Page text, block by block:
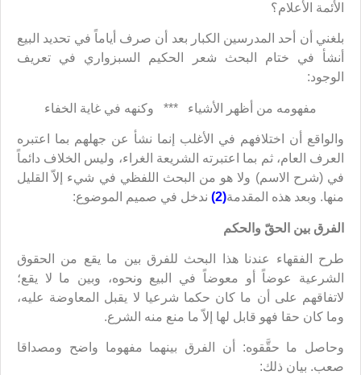
الأئمة الأعلام؟
بلغني أن أحد المدرسين الكبار بعد أن صرف أياماً في تحديد البيع
أنشأ في ختام البحث شعر الحكيم السبزواري في تعريف
الوجود:
مفهومه من أظهر الأشياء *** وكنهه في غاية الخفاء
والواقع أن اختلافهم في الأغلب إنما نشأ عن جهلهم بما اعتبره
العرف العام، ثم بما اعتبرته الشريعة الغراء، وليس الخلاف دائماً
في (شرح الاسم) ولا هو من البحث اللفظي في شيء إلاّ القليل
منها. وبعد هذه المقدمة(2) ندخل في صميم الموضوع:
الفرق بين الحقّ والحكم
طرح الفقهاء عندنا هذا البحث للفرق بين ما يقع من الحقوق
الشرعية عوضاً أو معوضاً في البيع ونحوه، وبين ما لا يقع؛
لاتفاقهم على أن ما كان حكما شرعيا لا يقبل المعاوضة عليه،
وما كان حقا فهو قابل لها إلاّ ما منع منه الشرع.
وحاصل ما حقَّقوه: أن الفرق بينهما مفهوما واضح ومصداقا
صعب. بيان ذلك: